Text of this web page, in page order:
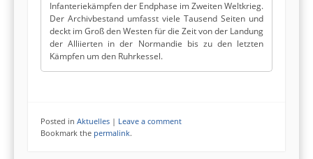
Infanteriekämpfen der Endphase im Zweiten Weltkrieg.
Der Archivbestand umfasst viele Tausend Seiten und
deckt im Groß den Westen für die Zeit von der Landung
der Alliierten in der Normandie bis zu den letzten
Kämpfen um den Ruhrkessel.
Posted in Aktuelles | Leave a comment
Bookmark the permalink.